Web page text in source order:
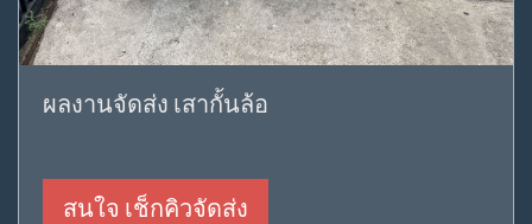
ผลงานจัดส่ง เสากั้นล้อ
สนใจ เช็กคิวจัดส่ง